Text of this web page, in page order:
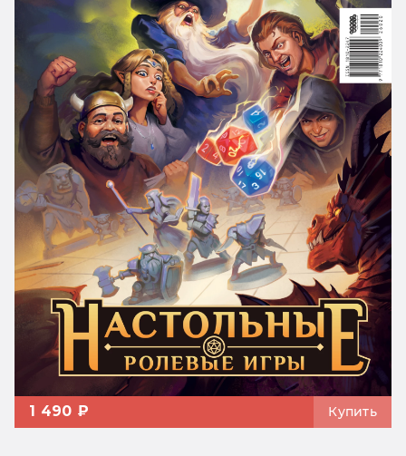
1 490 ₽ Купить